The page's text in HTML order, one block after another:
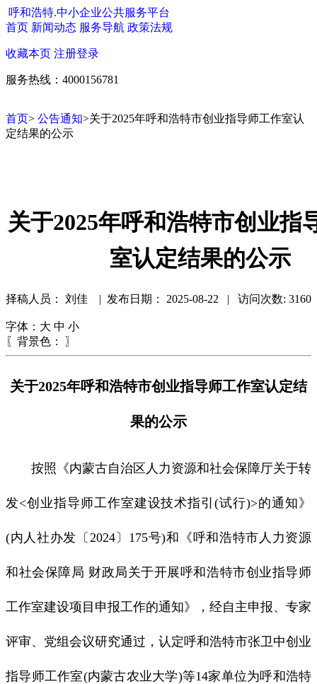
呼和浩特.中小企业公共服务平台
首页 新闻动态 服务导航 政策法规
收藏本页 注册登录
服务热线：4000156781
首页> 公告通知>关于2025年呼和浩特市创业指导师工作室认
定结果的公示
关于2025年呼和浩特市创业指
室认定结果的公示
择稿人员： 刘佳 | 发布日期： 2025-08-22 | 访问次数: 3160
字体： 大 中 小
〖背景色： 〗
关于2025年呼和浩特市创业指导师工作室认定结
果的公示
按照《内蒙古自治区人力资源和社会保障厅关于转
发<创业指导师工作室建设技术指引(试行)>的通知》
(内人社办发〔2024〕175号)和《呼和浩特市人力资源
和社会保障局 财政局关于开展呼和浩特市创业指导师
工作室建设项目申报工作的通知》，经自主申报、专家
评审、党组会议研究通过，认定呼和浩特市张卫中创业
指导师工作室(内蒙古农业大学)等14家单位为呼和浩特